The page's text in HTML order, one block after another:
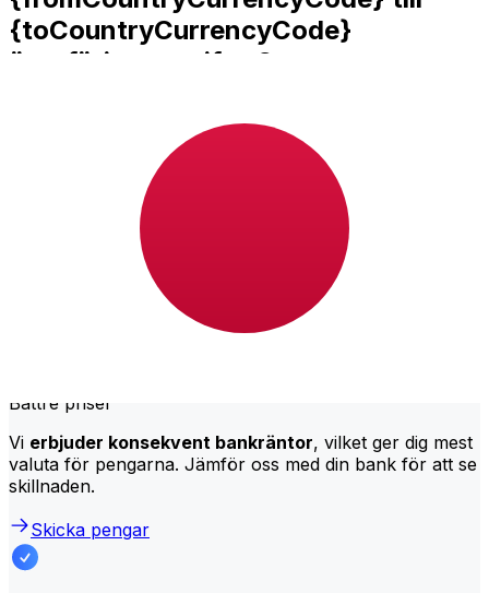
{toCountryCurrencyCode}
överföringsavgifter?
penningöverföringskostnader från BWP till JPY beror
på faktorer som överföringsbeloppet. Vanligtvis kommer
större överföringar med lägre avgifter och bättre
växelkurser. Kontrollera jämförelsetabellen för att
jämföra Bank Gaborone -avgifter med Xe.
Varför överföra med Xe istället för
traditionella banker?
Bättre priser
Vi erbjuder konsekvent bankräntor, vilket ger dig mest
valuta för pengarna. Jämför oss med din bank för att se
skillnaden.
Skicka pengar